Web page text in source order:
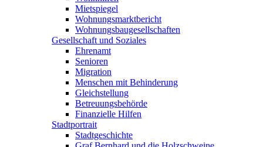
Mietspiegel
Wohnungsmarktbericht
Wohnungsbaugesellschaften
Gesellschaft und Soziales
Ehrenamt
Senioren
Migration
Menschen mit Behinderung
Gleichstellung
Betreuungsbehörde
Finanzielle Hilfen
Stadtportrait
Stadtgeschichte